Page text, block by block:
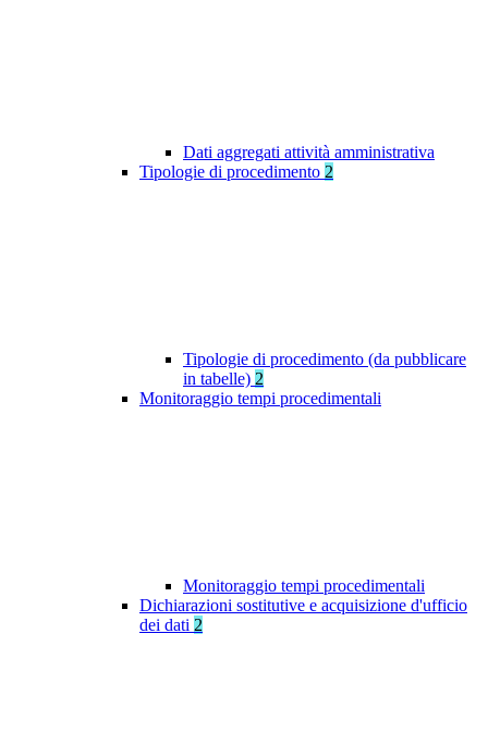
Dati aggregati attività amministrativa
Tipologie di procedimento 2
Tipologie di procedimento (da pubblicare
in tabelle) 2
Monitoraggio tempi procedimentali
Monitoraggio tempi procedimentali
Dichiarazioni sostitutive e acquisizione d'ufficio
dei dati 2